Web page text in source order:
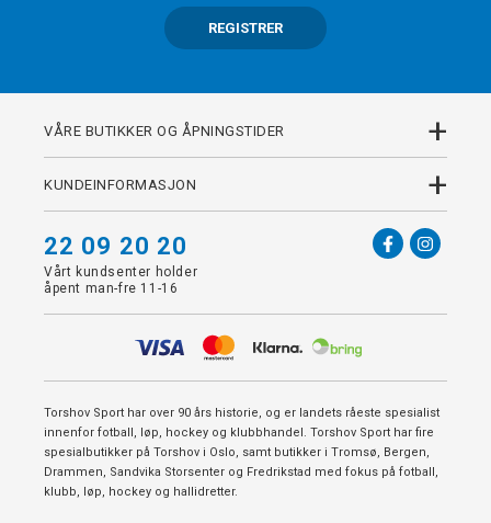
REGISTRER
VÅRE BUTIKKER OG ÅPNINGSTIDER +
KUNDEINFORMASJON +
22 09 20 20
Vårt kundsenter holder
åpent man-fre 11-16
Torshov Sport har over 90 års historie, og er landets råeste spesialist
innenfor fotball, løp, hockey og klubbhandel. Torshov Sport har fire
spesialbutikker på Torshov i Oslo, samt butikker i Tromsø, Bergen,
Drammen, Sandvika Storsenter og Fredrikstad med fokus på fotball,
klubb, løp, hockey og hallidretter.